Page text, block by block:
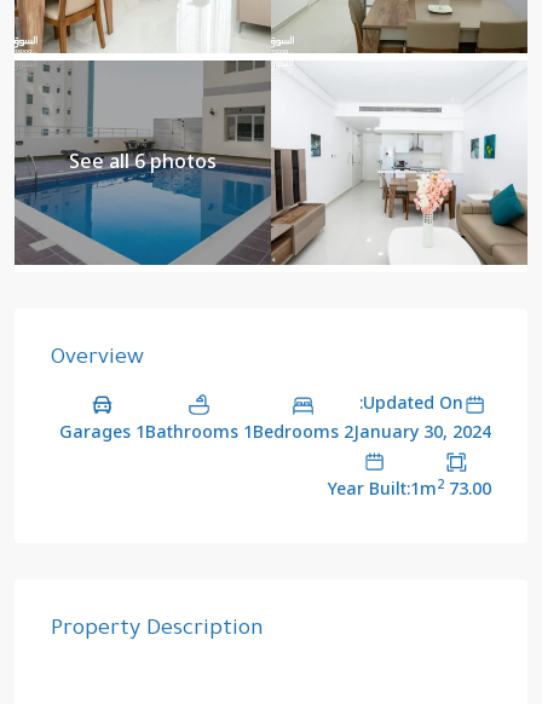
See all 6 photos
Overview
Updated On:
January 30, 2024
2 Bedrooms
1 Bathrooms
1 Garages
73.00 m
2
Year Built:1
Property Description